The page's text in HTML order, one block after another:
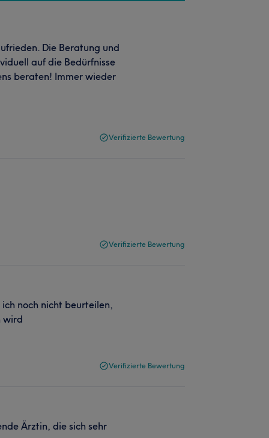
Die Beratung und
auf die Bedürfnisse
beraten! Immer wieder
Verifizierte Bewertung
Verifizierte Bewertung
noch nicht beurteilen,
wird
Verifizierte Bewertung
Ärztin, die sich sehr